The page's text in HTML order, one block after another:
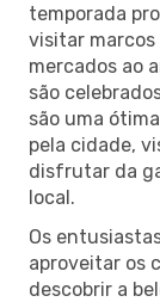
temporada
visitar marcos
mercados ao
são
são uma
pela cidade,
disfrutar da
local.
Os
aproveitar os
descobrir a